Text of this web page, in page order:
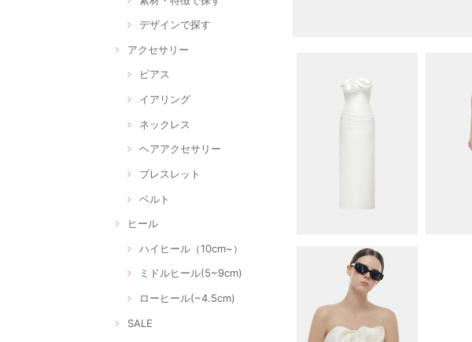
デザインで探す
アクセサリー
ピアス
イアリング
ネックレス
ヘアアクセサリー
ブレスレット
ベルト
ヒール
ハイヒール（10cm~）
ミドルヒール(5~9cm)
ローヒール(~4.5cm)
SALE